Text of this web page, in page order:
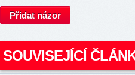
Přidat názor
SOUVISEJÍCÍ